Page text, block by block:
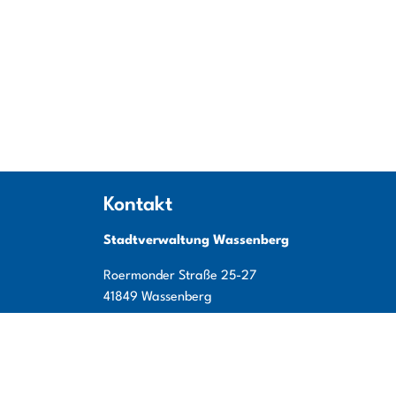
Kontakt
Stadtverwaltung Wassenberg
Roermonder Straße 25-27
41849 Wassenberg